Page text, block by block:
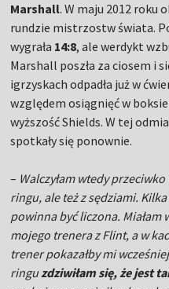
Marshall. W maju 2012 roku
rundzie mistrzostw świata.
wygrała 14:8, ale werdykt
Marshall poszła za ciosem i
igrzyskach odpadła już w
względem osiągnięć w
wyższość Shields. W tej
spotkały się ponownie.
– Walczyłam wtedy
ringu, ale też z sędziami.
powinna być liczona. Miałam
mojego trenera z Flint, a w
trener pokazałby mi
ringuzdziwiłam się, że jest